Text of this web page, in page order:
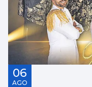
Rueda reclama
para negociar el
06
AGO